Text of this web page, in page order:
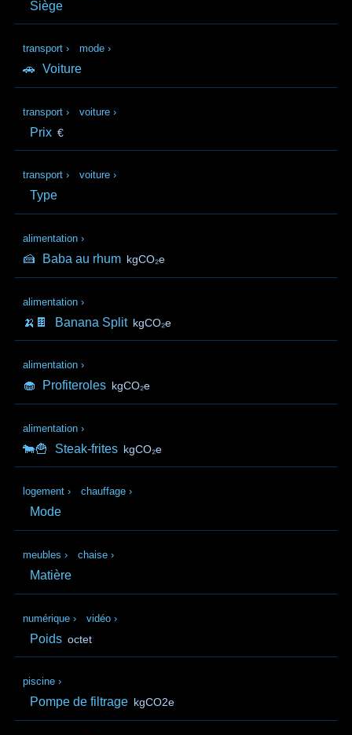
Siège
transport › mode ›
🚗 Voiture
transport › voiture ›
Prix €
transport › voiture ›
Type
alimentation ›
🍰 Baba au rhum kgCO₂e
alimentation ›
🍌🍫 Banana Split kgCO₂e
alimentation ›
🧁 Profiteroles kgCO₂e
alimentation ›
🐄🍟 Steak-frites kgCO₂e
logement › chauffage ›
Mode
meubles › chaise ›
Matière
numérique › vidéo ›
Poids octet
piscine ›
Pompe de filtrage kgCO2e